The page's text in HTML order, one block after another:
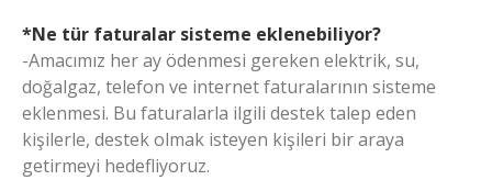
*Ne tür faturalar sisteme eklenebiliyor?
-Amacımız her ay ödenmesi gereken elektrik, su,
doğalgaz, telefon ve internet faturalarının sisteme
eklenmesi. Bu faturalarla ilgili destek talep eden
kişilerle, destek olmak isteyen kişileri bir araya
getirmeyi hedefliyoruz.